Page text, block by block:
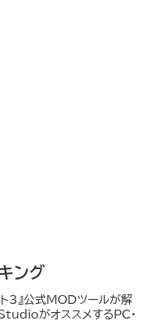
ング
ト3』公式MODツールが解
がオススメするPC・